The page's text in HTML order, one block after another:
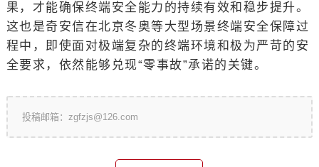
果，才能确保终端安全能力的持续有效和稳步提升。
这也是奇安信在北京冬奥等大型场景终端安全保障过
程中，即使面对极端复杂的终端环境和极为严苛的安
全要求，依然能够兑现“零事故”承诺的关键。
投稿邮箱：zgfzjs@126.com